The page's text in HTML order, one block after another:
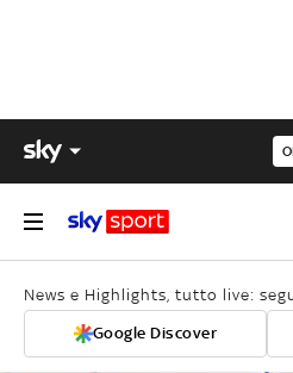
News e Highlights, tutto live:
Google Discover